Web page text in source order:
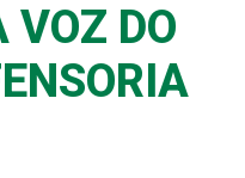
VOZ DO